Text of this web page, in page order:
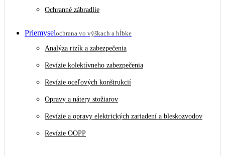
Ochranné zábradlie
Priemyselochrana vo výškach a hĺbke
Analýza rizík a zabezpečenia
Revízie kolektívneho zabezpečenia
Revízie oceľových konštrukcií
Opravy a nátery stožiarov
Revízie a opravy elektrických zariadení a bleskozvodov
Revízie OOPP